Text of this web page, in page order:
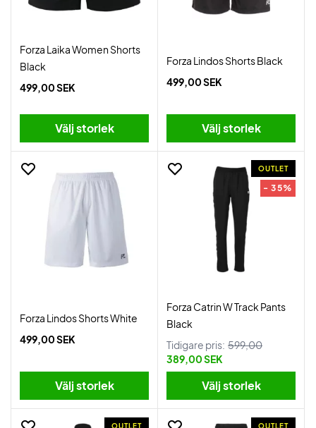
Forza Laika Women Shorts
Black
499,00 SEK
Välj storlek
Forza Lindos Shorts Black
499,00 SEK
Välj storlek
Forza Lindos Shorts White
499,00 SEK
Välj storlek
OUTLET
- 35%
Forza Catrin W Track Pants
Black
Tidigare pris: 599,00
389,00 SEK
Välj storlek
OUTLET OUTLET